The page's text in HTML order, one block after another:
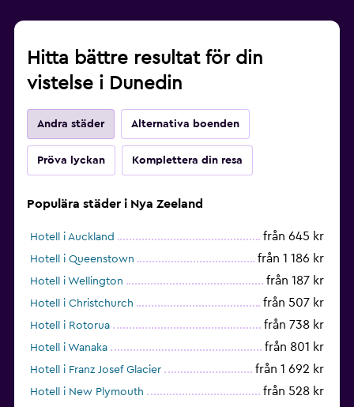
Hitta bättre resultat för din
vistelse i Dunedin
Andra städer Alternativa boenden
Pröva lyckan Komplettera din resa
Populära städer i Nya Zeeland
Hotell i Auckland från 645 kr
Hotell i Queenstown från 1 186 kr
Hotell i Wellington från 187 kr
Hotell i Christchurch från 507 kr
Hotell i Rotorua från 738 kr
Hotell i Wanaka från 801 kr
Hotell i Franz Josef Glacier från 1 692 kr
Hotell i New Plymouth från 528 kr